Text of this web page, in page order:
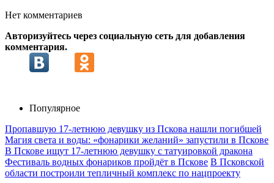
Нет комментариев
Авторизуйтесь через социальную сеть для добавления
комментария.
Популярное
Пропавшую 17-летнюю девушку из Пскова нашли погибшей
Магия света и воды: «фонарики желаний» запустили в Пскове
В Пскове ищут 17‑летнюю девушку с татуировкой дракона
Фестиваль водных фонариков пройдёт в Пскове В Псковской
области построили тепличный комплекс по нацпроекту